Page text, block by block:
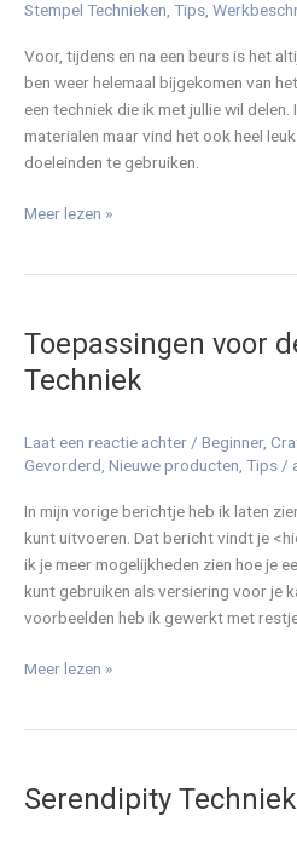
Stempel Technieken, Tips,
Voor, tijdens en na een beurs is het
ben weer helemaal bijgekomen van
een techniek die ik met jullie wil delen.
materialen maar vind het ook heel
doeleinden te gebruiken.
White
Meer lezen »
Toepassingen voor
Techniek
Laat een reactie achter/ Beginner,
Gevorderd, Nieuwe producten, Tips/
In mijn vorige berichtje heb ik laten
kunt uitvoeren. Dat bericht vindt je
ik je meer mogelijkheden zien hoe je
kunt gebruiken als versiering voor je
voorbeelden heb ik gewerkt met
de
Serendipity
Techniek
Meer lezen »
Serendipity Techniek